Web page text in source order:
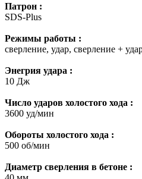
Патрон :
SDS-Plus
Режимы работы :
сверление, удар, сверление +
Энегрия удара :
10 Дж
Число ударов холостого хода :
3600 уд/мин
Обороты холостого хода :
500 об/мин
Диаметр сверления в бетоне :